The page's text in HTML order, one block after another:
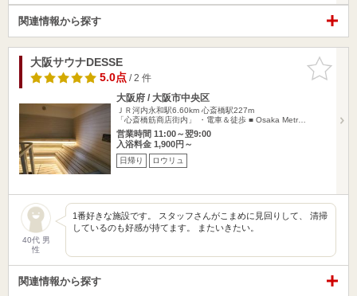
関連情報から探す
お気に入
りに追加
大阪サウナDESSE
5.0点/ 2 件
大阪府 / 大阪市中央区
ＪＲ河内永和駅6.60km 心斎橋駅227m
「心斎橋筋商店街内」 ・電車＆徒歩 ■ Osaka Metr…
営業時間 11:00～翌9:00
入浴料金 1,900円～
日帰り ロウリュ
40代 男
性
1番好きな施設です。 スタッフさんがこまめに見回りして、 清掃
しているのも好感が持てます。 またいきたい。
関連情報から探す